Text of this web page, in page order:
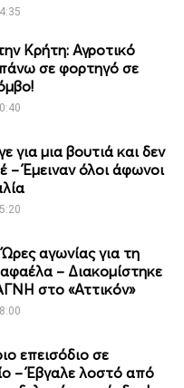
Κρήτη: Αγροτικό
σε φορτηγό σε
για μια βουτιά και δεν
– Έμειναν όλοι άφωνοι
αγωνίας για τη
– Διακομίστηκε
στο «Αττικόν»
επεισόδιο σε
– Έβγαλε λοστό από